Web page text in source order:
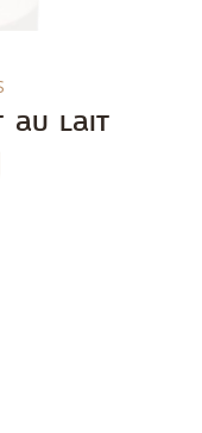
au lait